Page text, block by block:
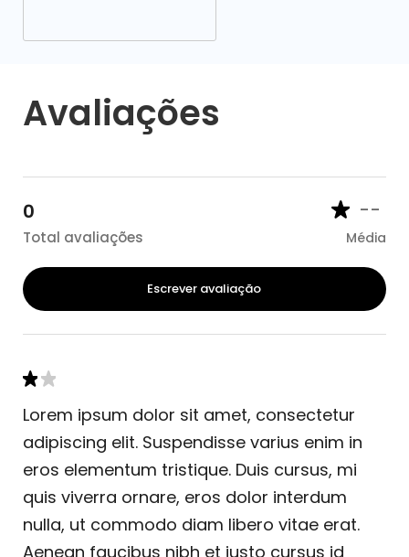
Avaliações
0
Total avaliações
--
Média
Escrever avaliação
Lorem ipsum dolor sit amet, consectetur
adipiscing elit. Suspendisse varius enim in
eros elementum tristique. Duis cursus, mi
quis viverra ornare, eros dolor interdum
nulla, ut commodo diam libero vitae erat.
Aenean faucibus nibh et justo cursus id